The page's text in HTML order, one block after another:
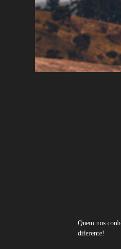
Quem nos
diferente!